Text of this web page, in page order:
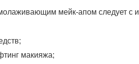
мейк-апом следует с
макияжа;